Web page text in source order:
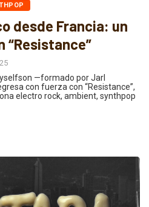
desde Francia: un
“Resistance”
—formado por Jarl
con fuerza con “Resistance”,
electro rock, ambient, synthpop